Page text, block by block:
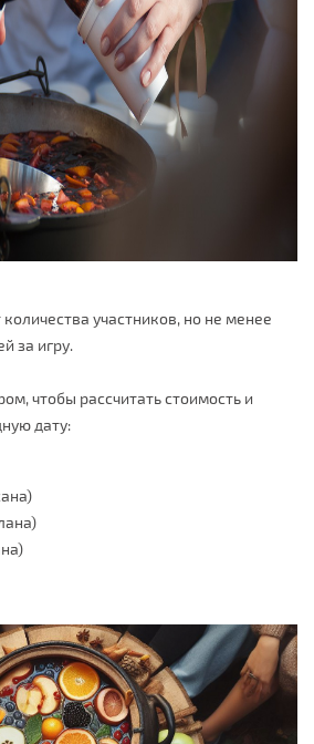
количества участников, но не менее
за игру.
чтобы рассчитать стоимость и
дату: